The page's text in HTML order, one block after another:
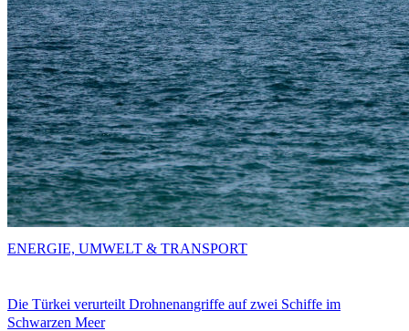
Die Türkei verurteilt Drohnenangriffe auf zwei Schiffe im
Schwarzen Meer
ENERGIE, UMWELT & TRANSPORT